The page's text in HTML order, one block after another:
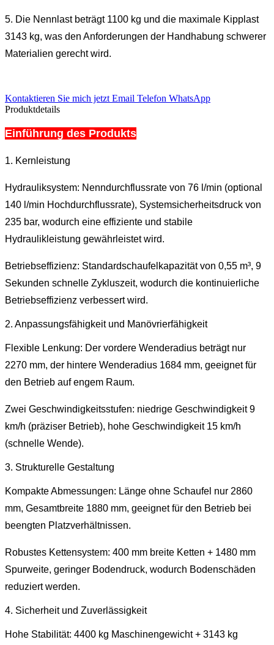
5. Die Nennlast beträgt 1100 kg und die maximale Kipplast
3143 kg, was den Anforderungen der Handhabung schwerer
Materialien gerecht wird.
Kontaktieren Sie mich jetzt Email Telefon WhatsApp
Produktdetails
Einführung des Produkts
1. Kernleistung
Hydrauliksystem: Nenndurchflussrate von 76 l/min (optional
140 l/min Hochdurchflussrate), Systemsicherheitsdruck von
235 bar, wodurch eine effiziente und stabile
Hydraulikleistung gewährleistet wird.
Betriebseffizienz: Standardschaufelkapazität von 0,55 m³, 9
Sekunden schnelle Zykluszeit, wodurch die kontinuierliche
Betriebseffizienz verbessert wird.
2. Anpassungsfähigkeit und Manövrierfähigkeit
Flexible Lenkung: Der vordere Wenderadius beträgt nur
2270 mm, der hintere Wenderadius 1684 mm, geeignet für
den Betrieb auf engem Raum.
Zwei Geschwindigkeitsstufen: niedrige Geschwindigkeit 9
km/h (präziser Betrieb), hohe Geschwindigkeit 15 km/h
(schnelle Wende).
3. Strukturelle Gestaltung
Kompakte Abmessungen: Länge ohne Schaufel nur 2860
mm, Gesamtbreite 1880 mm, geeignet für den Betrieb bei
beengten Platzverhältnissen.
Robustes Kettensystem: 400 mm breite Ketten + 1480 mm
Spurweite, geringer Bodendruck, wodurch Bodenschäden
reduziert werden.
4. Sicherheit und Zuverlässigkeit
Hohe Stabilität: 4400 kg Maschinengewicht + 3143 kg